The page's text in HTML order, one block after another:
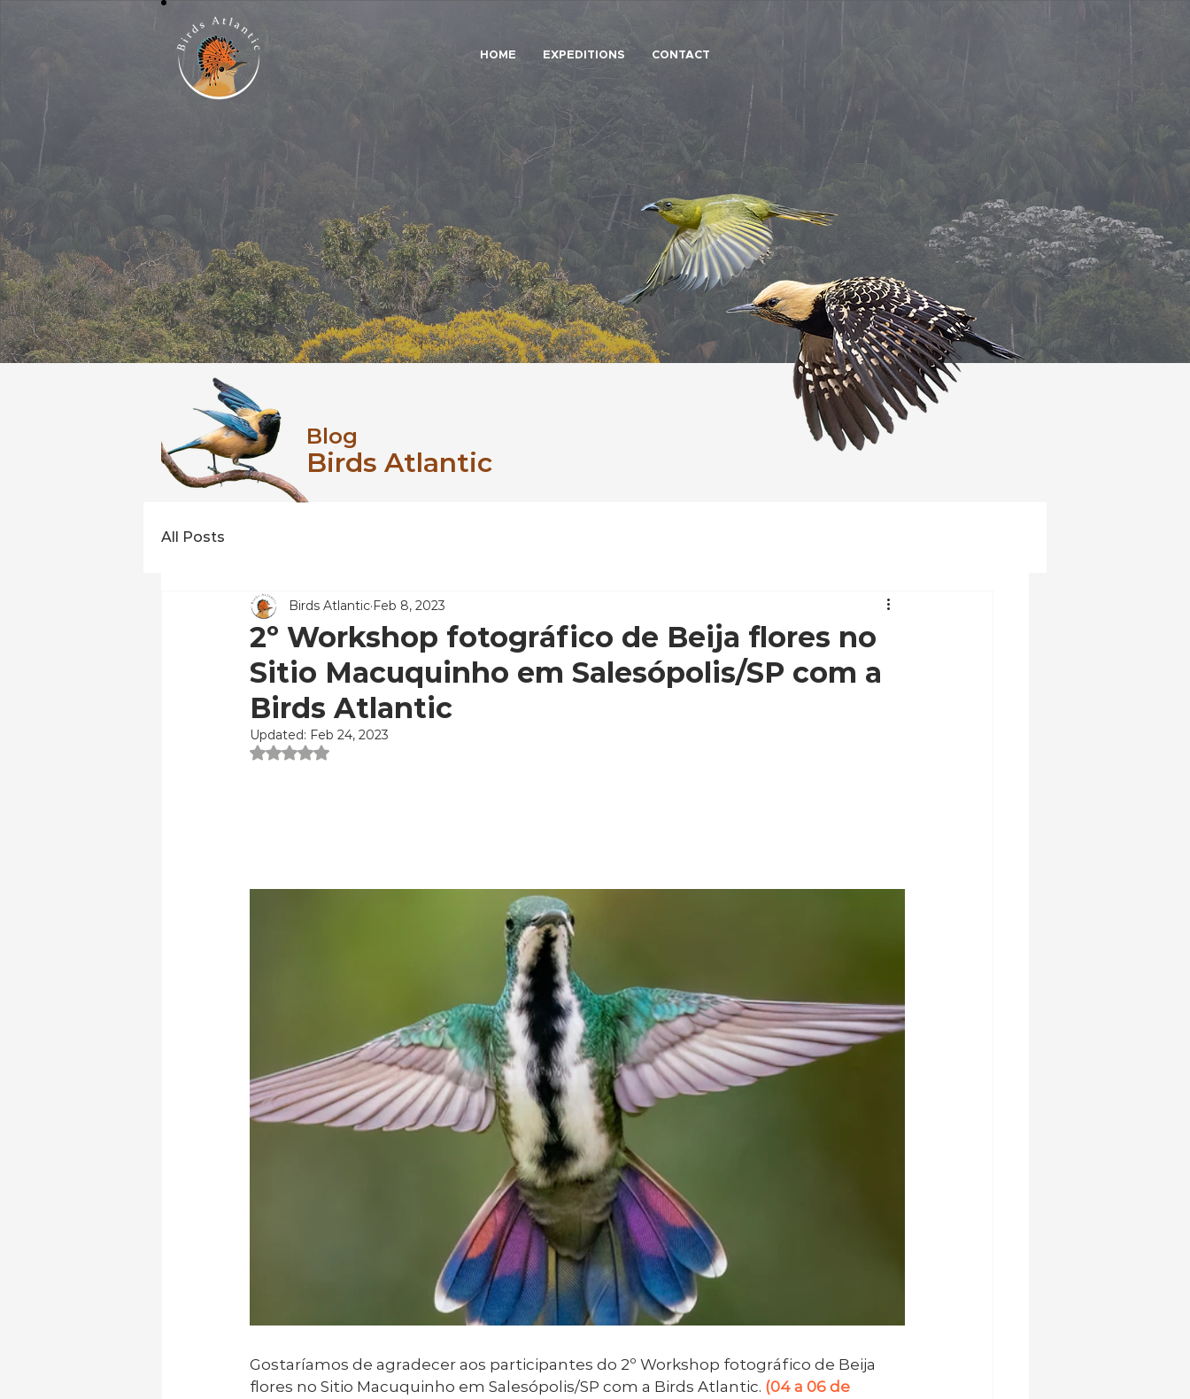
HOME EXPEDITIONS CONTACT
All Posts
2º Workshop fotográfico de Beija flores no
Sitio Macuquinho em Salesópolis/SP com a
Birds Atlantic
Birds Atlantic Feb 8, 2023
Updated: Feb 24, 2023
Rated NaN out of 5 stars.
Gostaríamos de agradecer aos participantes do 2º Workshop fotográfico de Beija
flores no Sitio Macuquinho em Salesópolis/SP com a Birds Atlantic. (04 a 06 de
Blog
Birds Atlantic